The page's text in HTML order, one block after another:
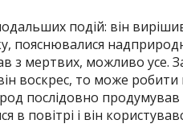
подій: він
пояснювалися
з мертвих, можливо усе.
воскрес, то може робити
послідовно продумував
в повітрі і він